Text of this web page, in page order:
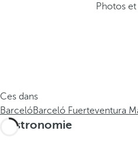
Photos
Ces dans
BarcelóBarceló Fuerteventura
Gastronomie